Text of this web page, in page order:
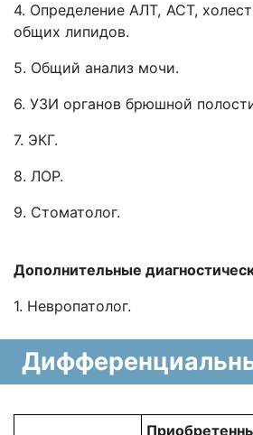
4. Определение АЛТ, АСТ,
общих липидов.
5. Общий анализ мочи.
6. УЗИ органов брюшной
7. ЭКГ.
8. ЛОР.
9. Стоматолог.
Дополнительные
1. Невропатолог.